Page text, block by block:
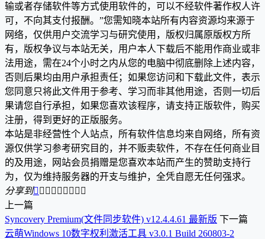
输或者存储软件等方式使用软件的，可以不经软件著作权人许
可，不向其支付报酬。”您需知晓本站所有内容资源均来源于
网络，仅供用户交流学习与研究使用，版权归属原版权方所
有，版权争议与本站无关，用户本人下载后不能用作商业或非
法用途，需在24个小时之内从您的电脑中彻底删除上述内容，
否则后果均由用户承担责任；如果您访问和下载此文件，表示
您同意只将此文件用于参考、学习而非其他用途，否则一切后
果请您自行承担，如果您喜欢该程序，请支持正版软件，购买
注册，得到更好的正版服务。
本站是非经营性个人站点，所有软件信息均来自网络，所有资
源仅供学习参考研究目的，并不贩卖软件，不存在任何商业目
的及用途，网站会员捐赠是您喜欢本站而产生的赞助支持行
为，仅为维持服务器的开支与维护，全凭自愿无任何强求。
分享到        
上一篇
Syncovery Premium(文件同步软件) v12.4.4.61 最新版 下一篇
云萌Windows 10数字权利激活工具 v3.0.1 Build 260803-2